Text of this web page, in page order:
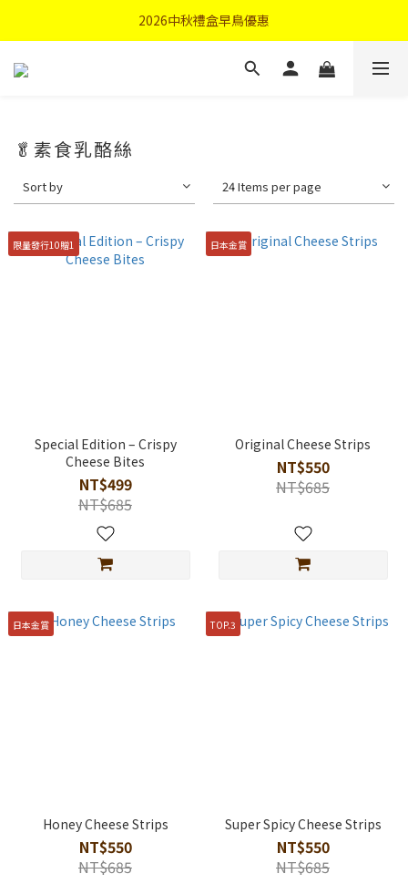
首購優惠輸入"N50"現折50元
2026中秋禮盒早鳥優惠
首購優惠輸入"N50"現折50元
🥬素食乳酪絲
Sort by 24 Items per page
限量發行10贈1
Special Edition – Crispy
Cheese Bites
NT$499
NT$685
日本金賞
Original Cheese Strips
NT$550
NT$685
日本金賞
Honey Cheese Strips
NT$550
NT$685
TOP.3
Super Spicy Cheese Strips
NT$550
NT$685